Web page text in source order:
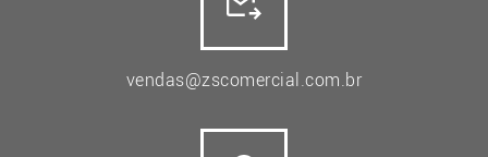
vendas@zscomercial.com.br